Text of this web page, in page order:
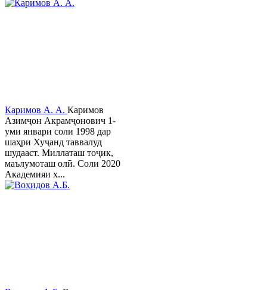
Каримов А. А. Каримов
Азимҷон Акрамҷонович 1-
уми январи соли 1998 дар
шаҳри Хуҷанд таввалуд
шудааст. Миллаташ тоҷик,
маълумоташ олӣ. Соли 2020
Академияи х...